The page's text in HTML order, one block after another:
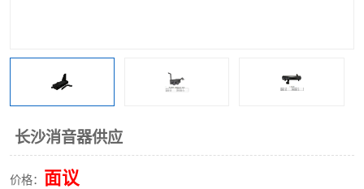
长沙消音器供应
价格： 面议